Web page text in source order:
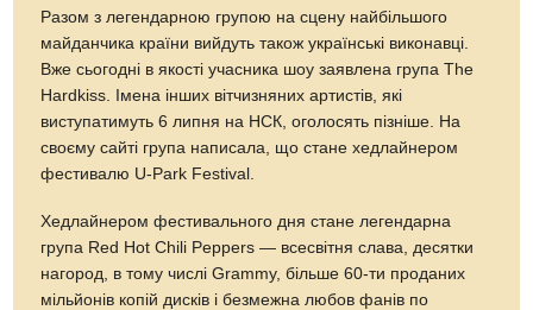
Разом з легендарною групою на сцену найбільшого
майданчика країни вийдуть також українські виконавці.
Вже сьогодні в якості учасника шоу заявлена ​​група The
Hardkiss. Імена інших вітчизняних артистів, які
виступатимуть 6 липня на НСК, оголосять пізніше. На
своєму сайті група написала, що стане хедлайнером
фестивалю U-Park Festival.
Хедлайнером фестивального дня стане легендарна
група Red Hot Chili Peppers — всесвітня слава, десятки
нагород, в тому числі Grammy, більше 60-ти проданих
мільйонів копій дисків і безмежна любов фанів по